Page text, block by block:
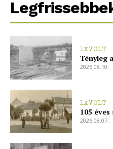
1XVOLT
Tényleg
2026.08.10.
1XVOLT
105
2026.08.07.